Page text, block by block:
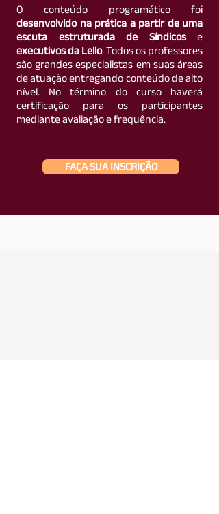
O conteúdo programático foi
desenvolvido na prática a partir de uma
escuta estruturada de Síndicose
executivos da Lello. Todos os professores
são grandes especialistas em suas áreas
de atuação entregando conteúdo de alto
nível. No término do curso haverá
certificação para os participantes
mediante avaliação e frequência.
FAÇA SUA INSCRIÇÃO